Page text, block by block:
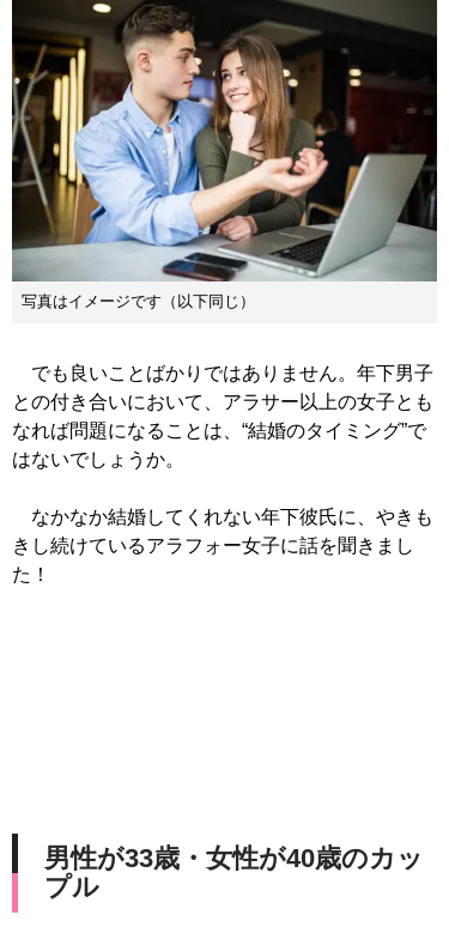
写真はイメージです（以下同じ）
でも良いことばかりではありません。年下男子
との付き合いにおいて、アラサー以上の女子とも
なれば問題になることは、“結婚のタイミング”で
はないでしょうか。
なかなか結婚してくれない年下彼氏に、やきも
きし続けているアラフォー女子に話を聞きまし
た！
男性が33歳・女性が40歳のカッ
プル